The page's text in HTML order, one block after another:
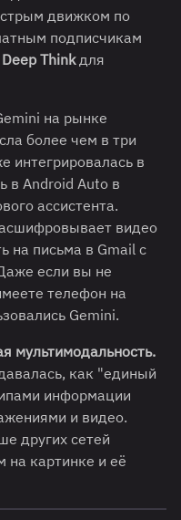
движком по
подписчикам
Thinkдля
на рынке
более чем в три
интегрировалась в
в Android Auto в
ассистента.
видео
на письма в Gmail с
если вы не
телефон на
Gemini.
мультимодальность.
как "единый
информации
и видео.
других сетей
на картинке и её